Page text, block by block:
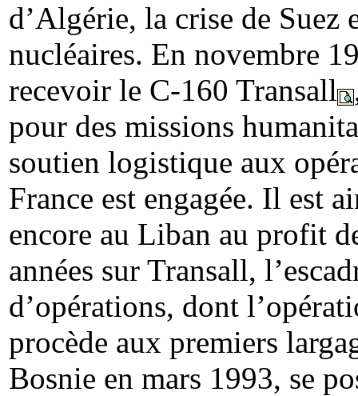
d’Algérie, la crise de Suez
nucléaires. En novembre
recevoir le C-160 Transall
pour des missions
soutien logistique aux
France est engagée. Il est
encore au Liban au profit
années sur Transall,
d’opérations, dont
procède aux premiers
Bosnie en mars 1993, se